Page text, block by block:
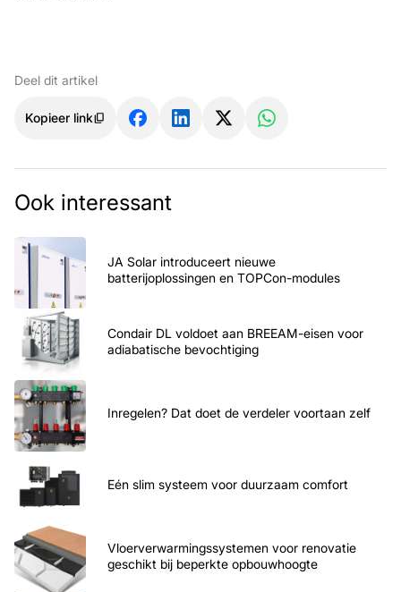
Deel dit artikel
Kopieer link
Ook interessant
JA Solar introduceert nieuwe
batterijoplossingen en TOPCon-modules
Condair DL voldoet aan BREEAM-eisen voor
adiabatische bevochtiging
Inregelen? Dat doet de verdeler voortaan zelf
Eén slim systeem voor duurzaam comfort
Vloerverwarmingssystemen voor renovatie
geschikt bij beperkte opbouwhoogte